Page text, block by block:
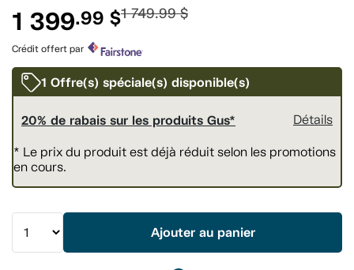
pour
ce
produit.
Lien
vers
la
même
1 399.99 $1 749.99 $
Crédit offert par
1 Offre(s) spéciale(s) disponible(s)
20% de rabais sur les produits Gus* Détails
* Le prix du produit est déjà réduit selon les promotions
en cours.
Ajouter au panier